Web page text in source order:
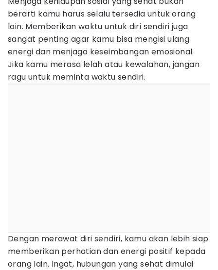
berarti kamu harus selalu tersedia untuk orang
lain. Memberikan waktu untuk diri sendiri juga
sangat penting agar kamu bisa mengisi ulang
energi dan menjaga keseimbangan emosional.
Jika kamu merasa lelah atau kewalahan, jangan
ragu untuk meminta waktu sendiri.
Dengan merawat diri sendiri, kamu akan lebih siap
memberikan perhatian dan energi positif kepada
orang lain. Ingat, hubungan yang sehat dimulai